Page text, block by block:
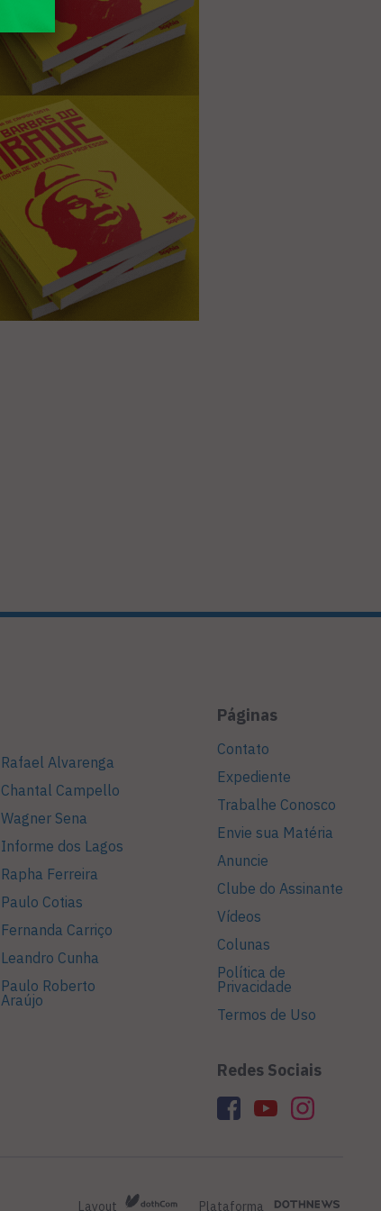
Rafael Alvarenga
Chantal Campello
Wagner Sena
Informe dos Lagos
Rapha Ferreira
Paulo Cotias
Fernanda Carriço
Leandro Cunha
Paulo Roberto
Araújo
Páginas
Contato
Expediente
Trabalhe Conosco
Envie sua Matéria
Anuncie
Clube do Assinante
Vídeos
Colunas
Política de
Privacidade
Termos de Uso
Redes Sociais
Layout Plataforma